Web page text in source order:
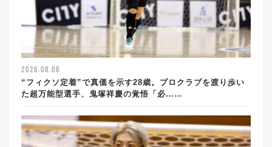
2026.08.08
“フィクソ定着”で真価を示す28歳。プロクラブを渡り歩い
た超万能型選手、鬼塚祥慶の覚悟「必……